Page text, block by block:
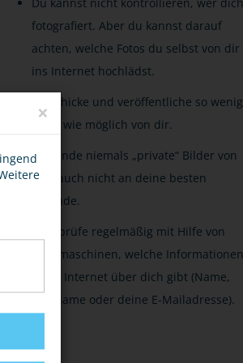
fotografiert. Aber du kannst darauf
achten, welche Fotos du selbst von dir
ins Internet hochlädst.
Verschicke und veröffentliche so wenig
Fotos wie möglich von dir.
Versende niemals „private“ Bilder von
dir - auch nicht an deine besten
Freunde.
Überprüfe regelmäßig mit Hilfe von
Suchmaschinen, welche Informationen
es im Internet über dich gibt (Name,
Nickname oder deine E-Mailadresse).
×